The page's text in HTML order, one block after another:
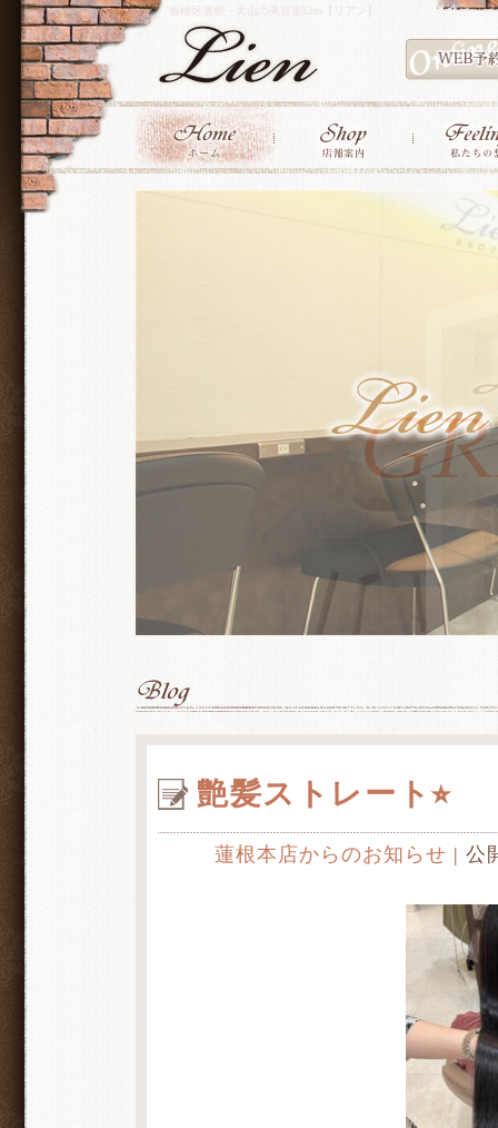
板橋区蓮根・大山の美容室Lien【リアン】
艶髪ストレート⭐︎
蓮根本店からのお知らせ | 公